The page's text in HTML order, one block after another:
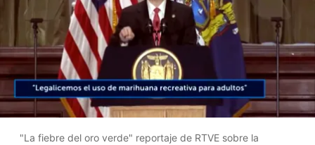
"La fiebre del oro verde" reportaje de RTVE sobre la